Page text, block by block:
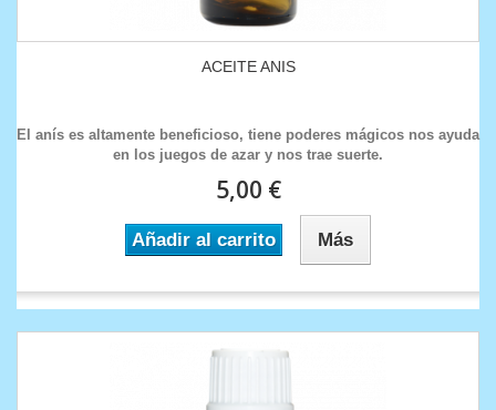
ACEITE ANIS
El anís es altamente beneficioso, tiene poderes mágicos nos ayuda
en los juegos de azar y nos trae suerte.
5,00 €
Añadir al carrito Más